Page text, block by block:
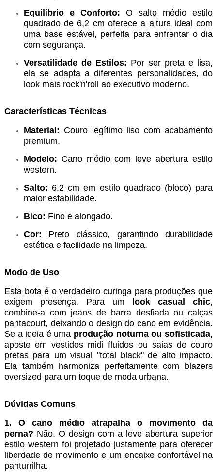
Equilíbrio e Conforto: O salto médio estilo
quadrado de 6,2 cm oferece a altura ideal com
uma base estável, perfeita para enfrentar o dia
com segurança.
Versatilidade de Estilos: Por ser preta e lisa,
ela se adapta a diferentes personalidades, do
look mais rock'n'roll ao executivo moderno.
Características Técnicas
Material: Couro legítimo liso com acabamento
premium.
Modelo: Cano médio com leve abertura estilo
western.
Salto: 6,2 cm em estilo quadrado (bloco) para
maior estabilidade.
Bico: Fino e alongado.
Cor: Preto clássico, garantindo durabilidade
estética e facilidade na limpeza.
Modo de Uso
Esta bota é o verdadeiro curinga para produções que
exigem presença. Para um look casual chic,
combine-a com jeans de barra desfiada ou calças
pantacourt, deixando o design do cano em evidência.
Se a ideia é uma produção noturna ou sofisticada,
aposte em vestidos midi fluidos ou saias de couro
pretas para um visual "total black" de alto impacto.
Ela também harmoniza perfeitamente com blazers
oversized para um toque de moda urbana.
Dúvidas Comuns
1. O cano médio atrapalha o movimento da
perna? Não. O design com a leve abertura superior
estilo western foi projetado justamente para oferecer
liberdade de movimento e um encaixe confortável na
panturrilha.